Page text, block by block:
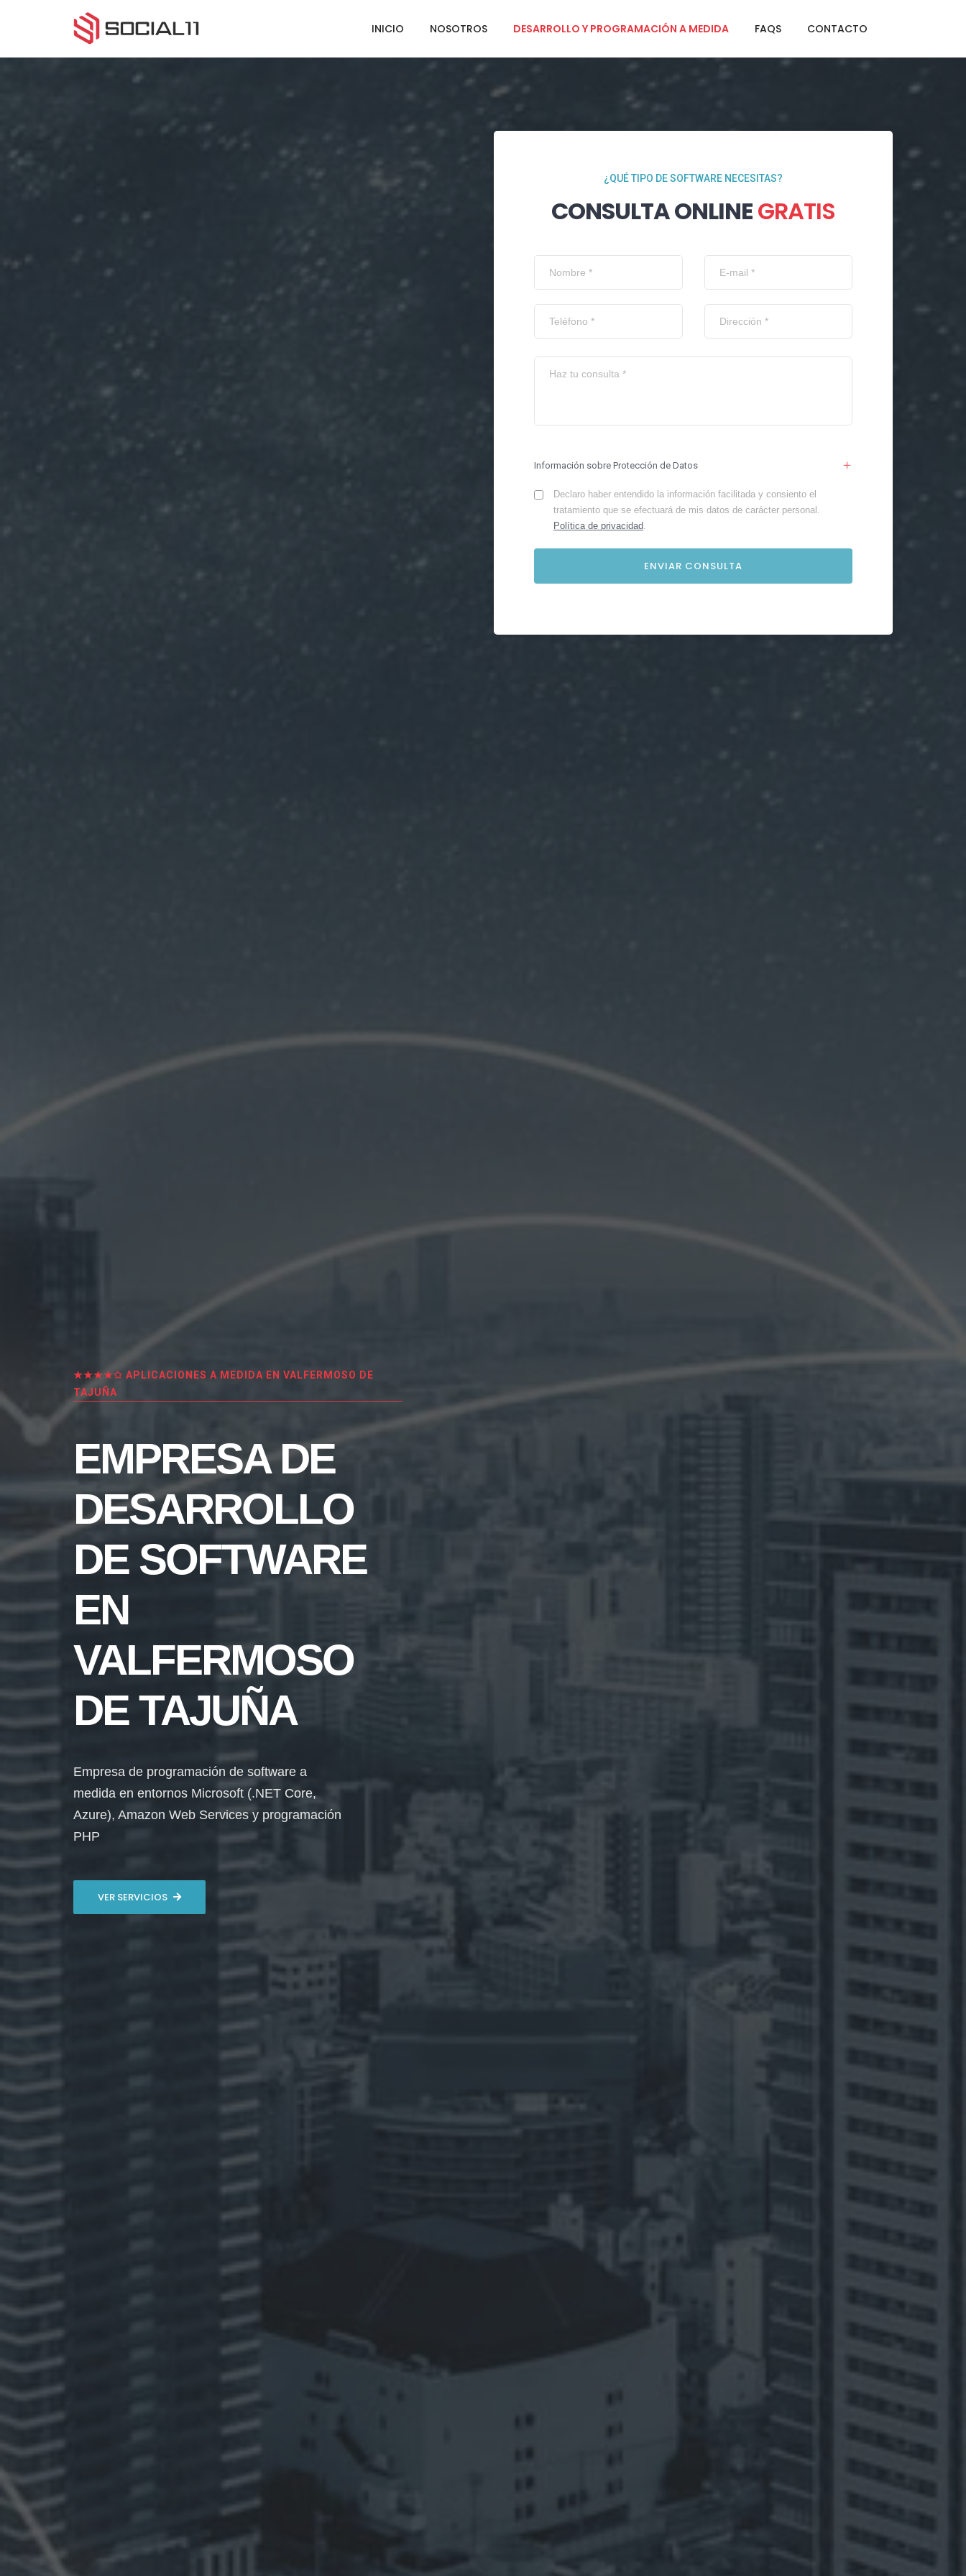
INICIO NOSOTROS DESARROLLO Y PROGRAMACIÓN A MEDIDA FAQS CONTACTO
★★★★✩ APLICACIONES A MEDIDA EN VALFERMOSO DE
TAJUÑA
EMPRESA DE
DESARROLLO
DE SOFTWARE
EN
VALFERMOSO
DE TAJUÑA
Empresa de programación de software a
medida en entornos Microsoft (.NET Core,
Azure), Amazon Web Services y programación
PHP
VER SERVICIOS
¿QUÉ TIPO DE SOFTWARE NECESITAS?
CONSULTA ONLINEGRATIS
Información sobre Protección de Datos
Declaro haber entendido la información facilitada y consiento el
tratamiento que se efectuará de mis datos de carácter personal.
Política de privacidad.